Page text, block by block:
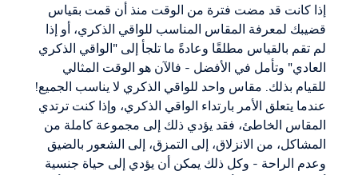
إذا كانت قد مضت فترة من الوقت منذ أن قمت بقياس
قضيبك لمعرفة المقاس المناسب للواقي الذكري، أو إذا
لم تقم بالقياس مطلقًا وعادةً ما تلجأ إلى "الواقي الذكري
العادي" وتأمل في الأفضل - فالآن هو الوقت المثالي
للقيام بذلك. مقاس واحد للواقي الذكري لا يناسب الجميع!
عندما يتعلق الأمر بارتداء الواقي الذكري، وإذا كنت ترتدي
المقاس الخاطئ، فقد يؤدي ذلك إلى مجموعة كاملة من
المشاكل، من الانزلاق، إلى التمزق، إلى الشعور بالضيق
وعدم الراحة - وكل ذلك يمكن أن يؤدي إلى حياة جنسية